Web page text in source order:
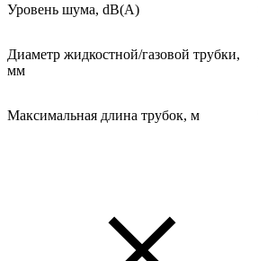
Уровень шума, dB(A)
Диаметр жидкостной/газовой трубки,
мм
Максимальная длина трубок, м